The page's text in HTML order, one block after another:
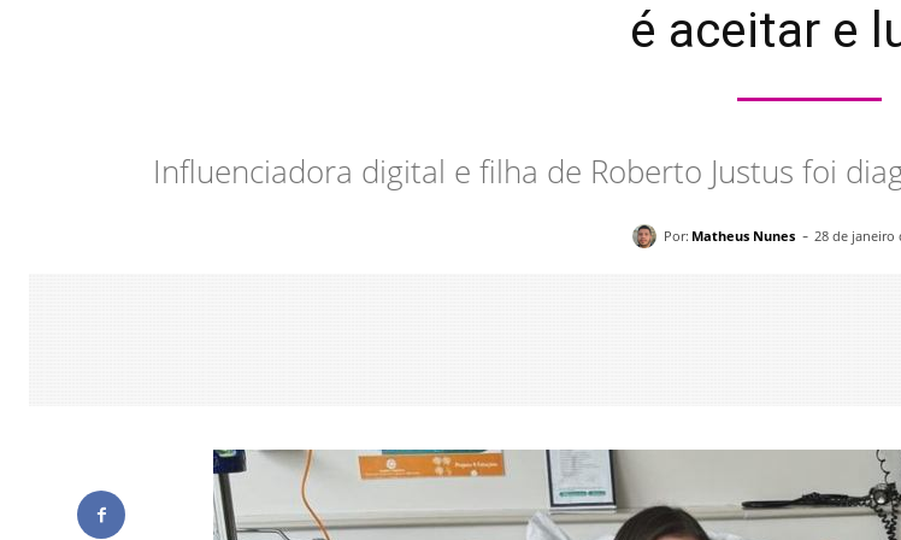
é aceitar e
Influenciadora digital e filha de Roberto Justus foi
Por: Matheus Nunes - 28 de janeiro